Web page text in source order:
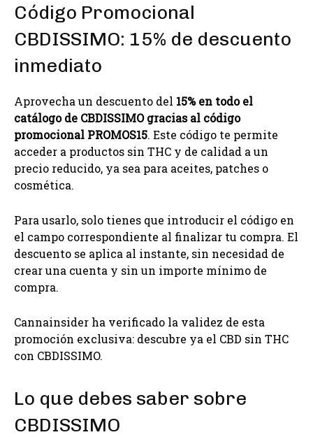
Código Promocional
CBDISSIMO: 15% de descuento
inmediato
Aprovecha un descuento del 15% en todo el
catálogo de CBDISSIMO gracias al código
promocional PROMOS15. Este código te permite
acceder a productos sin THC y de calidad a un
precio reducido, ya sea para aceites, patches o
cosmética.
Para usarlo, solo tienes que introducir el código en
el campo correspondiente al finalizar tu compra. El
descuento se aplica al instante, sin necesidad de
crear una cuenta y sin un importe mínimo de
compra.
Cannainsider ha verificado la validez de esta
promoción exclusiva: descubre ya el CBD sin THC
con CBDISSIMO.
Lo que debes saber sobre
CBDISSIMO